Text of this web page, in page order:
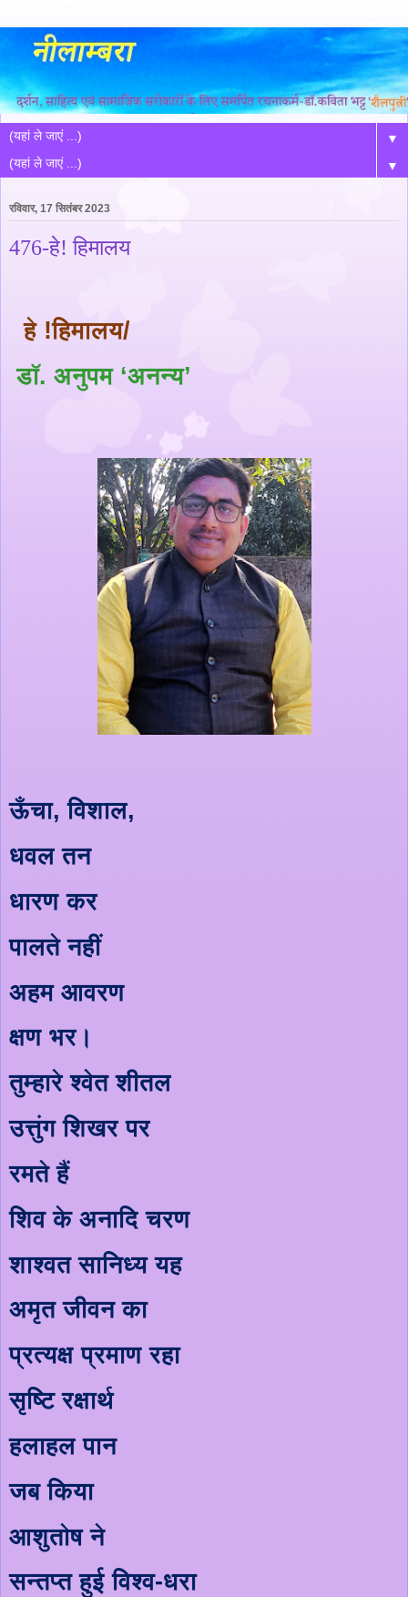
▼
▼
रविवार, 17 सितंबर 2023
476-हे! हिमालय
हे !हिमालय/
डॉ. अनुपम ‘अनन्य’
ऊँचा, विशाल,
धवल तन
धारण कर
पालते नहीं
अहम आवरण
क्षण भर।
तुम्हारे श्वेत शीतल
उत्तुंग शिखर पर
रमते हैं
शिव के अनादि चरण
शाश्वत सानिध्य यह
अमृत जीवन का
प्रत्यक्ष प्रमाण रहा
सृष्टि रक्षार्थ
हलाहल पान
जब किया
आशुतोष ने
सन्तप्त हुई विश्व-धरा